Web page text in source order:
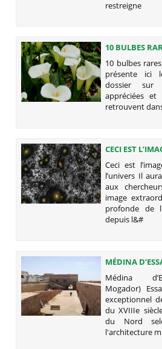
restreigne
10 BULBES
10 bulbes
présente ici
dossier sur
appréciées
retrouvent
CECI EST
DE L’UNIVERS
Ceci est
l’univers Il
aux
image
profonde de
depuis l&#
MÉDINA
MOGADOR)
Médina
Mogador)
exceptionnel
du XVIIIe
du Nord
l'architecture